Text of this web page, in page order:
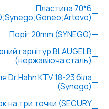
Пластина 70*6
Поріг 20mm (SYNEGO)
гарнітур BLAUGELB
(нержавіюча сталь)
Dr.Hahn KTV 18-23 біла
(Synego)
на три точки (SECURY